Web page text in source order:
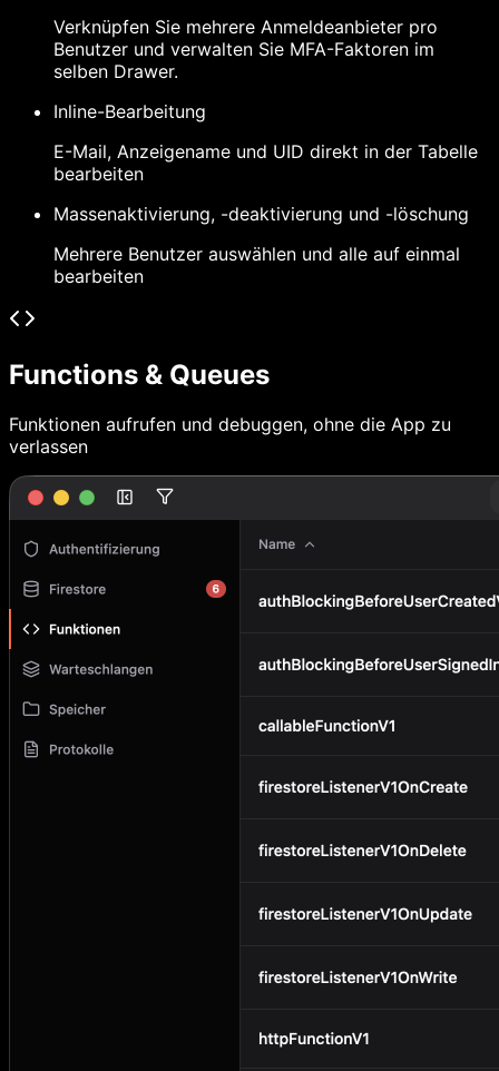
Verknüpfen Sie mehrere Anmeldeanbieter pro
Benutzer und verwalten Sie MFA-Faktoren im
selben Drawer.
Inline-Bearbeitung
E-Mail, Anzeigename und UID direkt in der Tabelle
bearbeiten
Massenaktivierung, -deaktivierung und -löschung
Mehrere Benutzer auswählen und alle auf einmal
bearbeiten
Functions & Queues
Funktionen aufrufen und debuggen, ohne die App zu
verlassen